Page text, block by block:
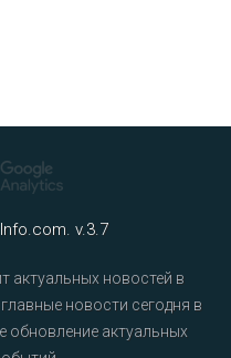
v.3.7
актуальных новостей в
новости сегодня в
обновление актуальных